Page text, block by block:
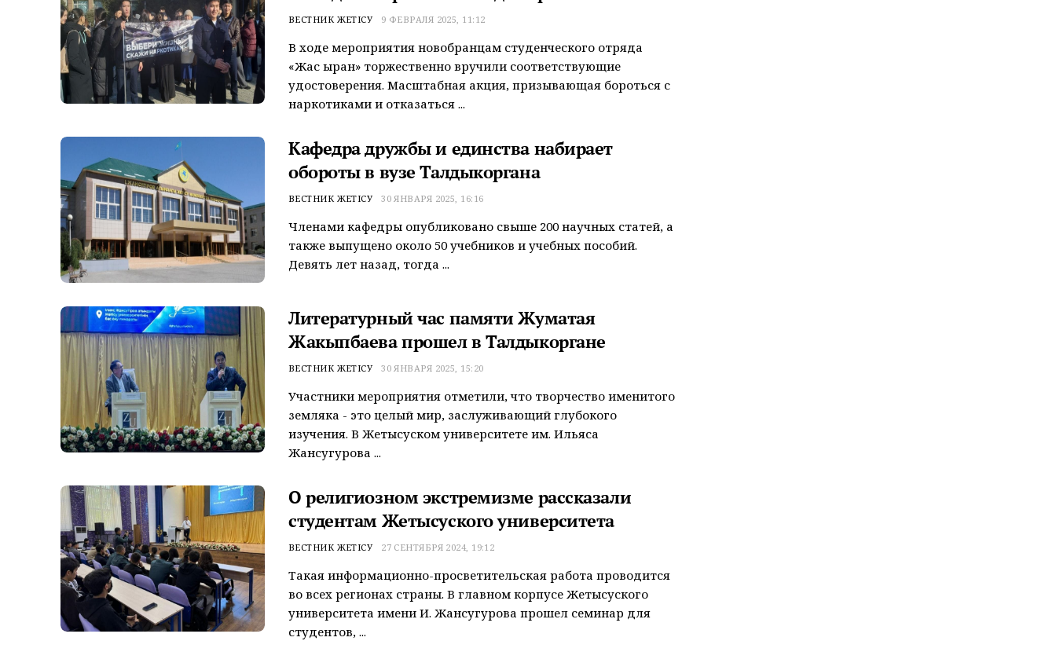
ВЕСТНИК ЖЕТІСУ 9 ФЕВРАЛЯ 2025, 11:12
В ходе мероприятия новобранцам студенческого отряда
«Жас Қыран» торжественно вручили соответствующие
удостоверения. Масштабная акция, призывающая бороться с
наркотиками и отказаться ...
Кафедра дружбы и единства набирает
обороты в вузе Талдыкоргана
ВЕСТНИК ЖЕТІСУ 30 ЯНВАРЯ 2025, 16:16
Членами кафедры опубликовано свыше 200 научных статей, а
также выпущено около 50 учебников и учебных пособий.
Девять лет назад, тогда ...
Литературный час памяти Жуматая
Жакыпбаева прошел в Талдыкоргане
ВЕСТНИК ЖЕТІСУ 30 ЯНВАРЯ 2025, 15:20
Участники мероприятия отметили, что творчество именитого
земляка - это целый мир, заслуживающий глубокого
изучения. В Жетысуском университете им. Ильяса
Жансугурова ...
О религиозном экстремизме рассказали
студентам Жетысуского университета
ВЕСТНИК ЖЕТІСУ 27 СЕНТЯБРЯ 2024, 19:12
Такая информационно-просветительская работа проводится
во всех регионах страны. В главном корпусе Жетысуского
университета имени И. Жансугурова прошел семинар для
студентов, ...